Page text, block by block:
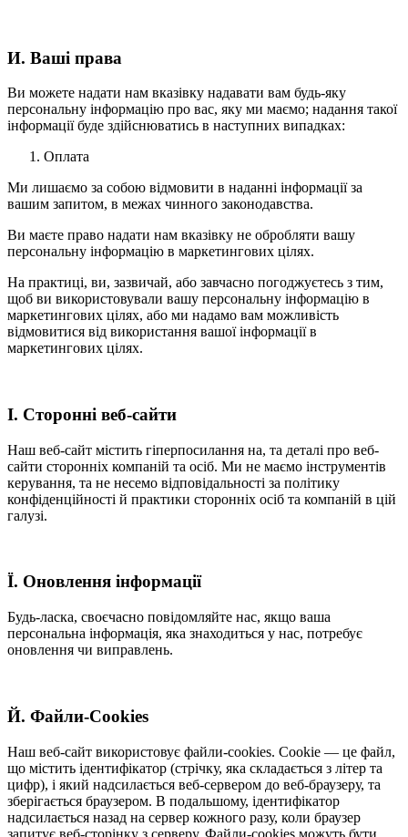
И. Ваші права
Ви можете надати нам вказівку надавати вам будь-яку
персональну інформацію про вас, яку ми маємо; надання такої
інформації буде здійснюватись в наступних випадках:
Оплата
Ми лишаємо за собою відмовити в наданні інформації за
вашим запитом, в межах чинного законодавства.
Ви маєте право надати нам вказівку не обробляти вашу
персональну інформацію в маркетингових цілях.
На практиці, ви, зазвичай, або завчасно погоджуєтесь з тим,
щоб ви використовували вашу персональну інформацію в
маркетингових цілях, або ми надамо вам можливість
відмовитися від використання вашої інформації в
маркетингових цілях.
І. Сторонні веб-сайти
Наш веб-сайт містить гіперпосилання на, та деталі про веб-
сайти сторонніх компаній та осіб. Ми не маємо інструментів
керування, та не несемо відповідальності за політику
конфіденційності й практики сторонніх осіб та компаній в цій
галузі.
Ї. Оновлення інформації
Будь-ласка, своєчасно повідомляйте нас, якщо ваша
персональна інформація, яка знаходиться у нас, потребує
оновлення чи виправлень.
Й. Файли-Cookies
Наш веб-сайт використовує файли-cookies. Cookie — це файл,
що містить ідентифікатор (стрічку, яка складається з літер та
цифр), і який надсилається веб-сервером до веб-браузеру, та
зберігається браузером. В подальшому, ідентифікатор
надсилається назад на сервер кожного разу, коли браузер
запитує веб-сторінку з серверу. Файли-cookies можуть бути